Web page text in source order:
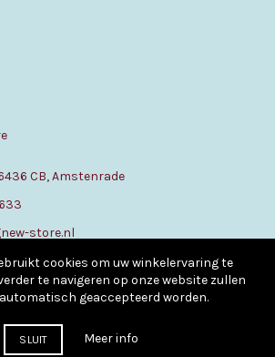
CB, Amstenrade
store.nl
- All rights reserved. 2010 - 2026
cookies om uw winkelervaring te
te navigeren op onze website zullen
geaccepteerd worden.
SLUIT Meer info